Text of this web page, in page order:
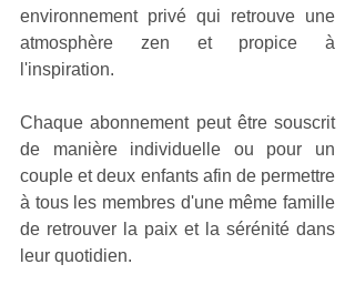
environnement privé qui retrouve une
atmosphère zen et propice à
l'inspiration.
Chaque abonnement peut être souscrit
de manière individuelle ou pour un
couple et deux enfants afin de permettre
à tous les membres d'une même famille
de retrouver la paix et la sérénité dans
leur quotidien.